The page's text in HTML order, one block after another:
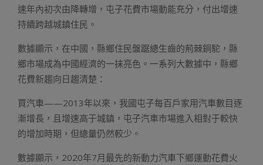
速年內初次由降轉增，屯子花費市場動能充分，付出增速
持續跨越城鎮住民。
數據顯示，在中國，縣鄉住民盤踞總生齒的荊棘銅駝，縣
鄉市場成為中國經濟的一抹亮色。一系列大數據中，縣鄉
花費新趨向日趨清楚：
買汽車——2013年以來，我國屯子每百戶家用汽車數目逐
漸增長，且增速高于城鎮，屯子汽車市場進入相對于較快
的增加時期，但總量仍然較少。
數據顯示，2020年7月最先的新動力汽車下鄉運動花費火